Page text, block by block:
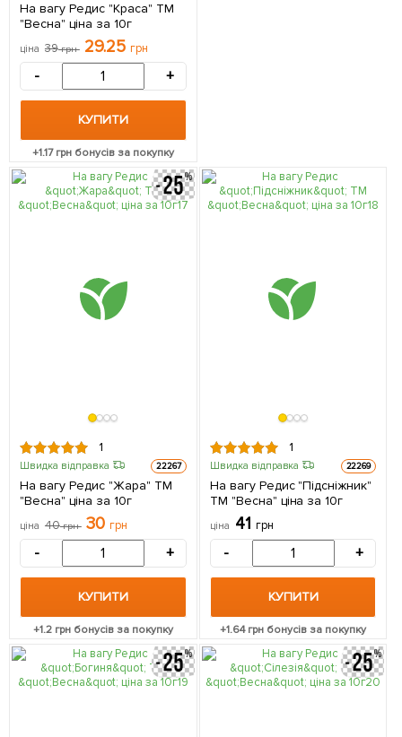
На вагу Редис "Краса" ТМ
"Весна" ціна за 10г
ціна 39грн 29.25 грн
- +
КУПИТИ
+1.17грн бонусів за покупку
1
Швидка відправка 22267
На вагу Редис "Жара" ТМ
"Весна" ціна за 10г
ціна 40грн 30 грн
- +
КУПИТИ
+1.2 грн бонусів за покупку
1
Швидка відправка 22269
На вагу Редис "Підсніжник"
ТМ "Весна" ціна за 10г
ціна 41 грн
- +
КУПИТИ
+1.64грн бонусів за покупку